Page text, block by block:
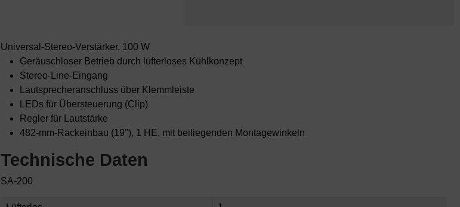
Universal-Stereo-Verstärker, 100 W
Geräuschloser Betrieb durch lüfterloses Kühlkonzept
Stereo-Line-Eingang
Lautsprecheranschluss über Klemmleiste
LEDs für Übersteuerung (Clip)
Regler für Lautstärke
482-mm-Rackeinbau (19"), 1 HE, mit beiliegenden Montagewinkeln
Technische Daten
SA-200